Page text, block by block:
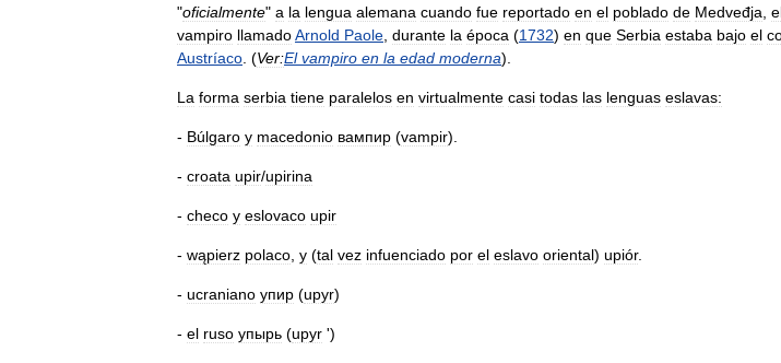
"oficialmente" a la lengua alemana cuando fue reportado en el poblado de Medveđja
vampiro llamadoArnold Paole durante la época (1732) en que Serbia estaba bajo el
Austríaco . (Ver:El vampiro en la edad moderna).
La forma serbia tiene paralelos en virtualmente casi todas las lenguas eslavas:
- Búlgaro y macedonio вампир (vampir).
- croata upir/upirina
- checo y eslovaco upir
- wąpierz polaco y (tal vez infuenciado por el eslavo oriental) upiór.
- ucraniano упир (upyr)
- el ruso упырь (upyr ')